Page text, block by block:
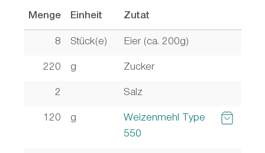
Menge Einheit Zutat
8 Stück(e) Eier (ca. 200g)
220 g Zucker
2 Salz
120 g
Weizenmehl Type
550